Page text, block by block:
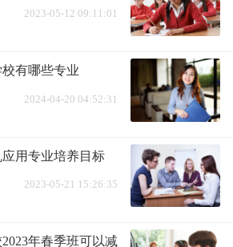
2023-05-12 09:11:01
有哪些专业
2024-04-20 04:52:31
用专业培养目标
2023-05-21 15:26:35
年春季班可以减